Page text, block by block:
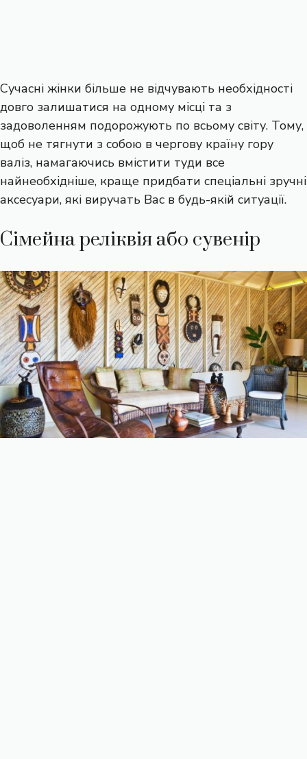
Сучасні жінки більше не відчувають необхідності
довго залишатися на одному місці та з
задоволенням подорожують по всьому світу. Тому,
щоб не тягнути з собою в чергову країну гору
валіз, намагаючись вмістити туди все
найнеобхідніше, краще придбати спеціальні зручні
аксесуари, які виручать Вас в будь-якій ситуації.
Сімейна реліквія або сувенір